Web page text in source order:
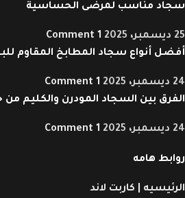
سجاد مناسب لمرضى الحساسية
25 ديسمبر، 2025
1 Comment
أفضل أنواع سجاد المطابخ المقاوم
24 ديسمبر، 2025
1 Comment
الفرق بين السجاد المودرن والكليم
24 ديسمبر، 2025 1 Comment
روابط هامه
الرئيسيه | كاربت لاند